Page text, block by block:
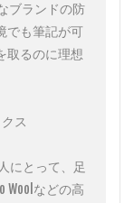
ブランドの防
でも筆記が可
取るのに理想
ス
にとって、足
Woolなどの高